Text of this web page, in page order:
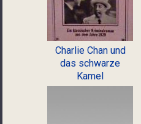
Charlie Chan und
das schwarze
Kamel